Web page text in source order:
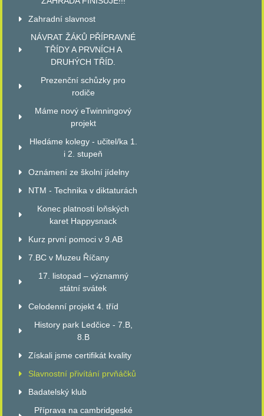
Zahradní slavnost
NÁVRAT ŽÁKŮ PŘÍPRAVNÉ
TŘÍDY A PRVNÍCH A
DRUHÝCH TŘÍD.
Prezenční schůzky pro
rodiče
Máme nový eTwinningový
projekt
Hledáme kolegy - učitel/ka 1.
i 2. stupeň
Oznámení ze školní jídelny
NTM - Technika v diktaturách
Konec platnosti loňských
karet Happysnack
Kurz první pomoci v 9.AB
7.BC v Muzeu Říčany
17. listopad – významný
státní svátek
Celodenní projekt 4. tříd
History park Ledčice - 7.B,
8.B
Získali jsme certifikát kvality
Slavnostní přivítání prvňáčků
Badatelský klub
Příprava na cambridgeské